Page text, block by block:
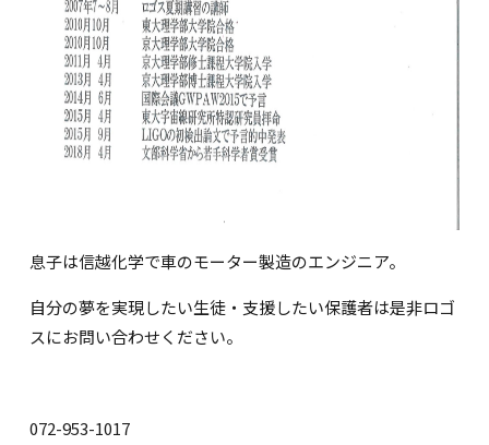
息子は信越化学で車のモーター製造のエンジニア。
自分の夢を実現したい生徒・支援したい保護者は是非ロゴ
スにお問い合わせください。
072-953-1017